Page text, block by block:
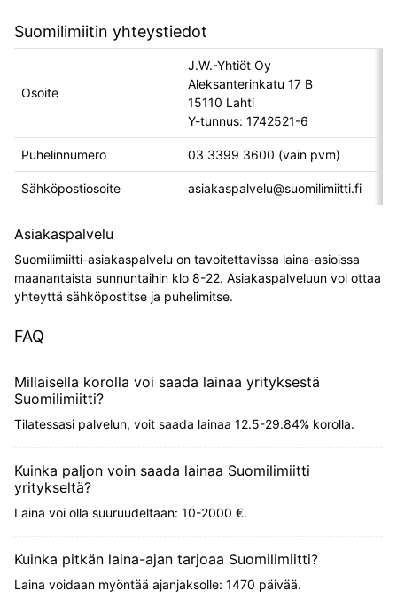
Suomilimiitin yhteystiedot
Osoite
J.W.-Yhtiöt Oy
Aleksanterinkatu 17 B
15110 Lahti
Y-tunnus: 1742521-6
Puhelinnumero 03 3399 3600 (vain pvm)
Sähköpostiosoite asiakaspalvelu@suomilimiitti.fi
Asiakaspalvelu
Suomilimiitti-asiakaspalvelu on tavoitettavissa laina-asioissa
maanantaista sunnuntaihin klo 8-22. Asiakaspalveluun voi ottaa
yhteyttä sähköpostitse ja puhelimitse.
FAQ
Millaisella korolla voi saada lainaa yrityksestä
Suomilimiitti?
Tilatessasi palvelun, voit saada lainaa 12.5-29.84% korolla.
Kuinka paljon voin saada lainaa Suomilimiitti
yritykseltä?
Laina voi olla suuruudeltaan: 10-2000 €.
Kuinka pitkän laina-ajan tarjoaa Suomilimiitti?
Laina voidaan myöntää ajanjaksolle: 1470 päivää.